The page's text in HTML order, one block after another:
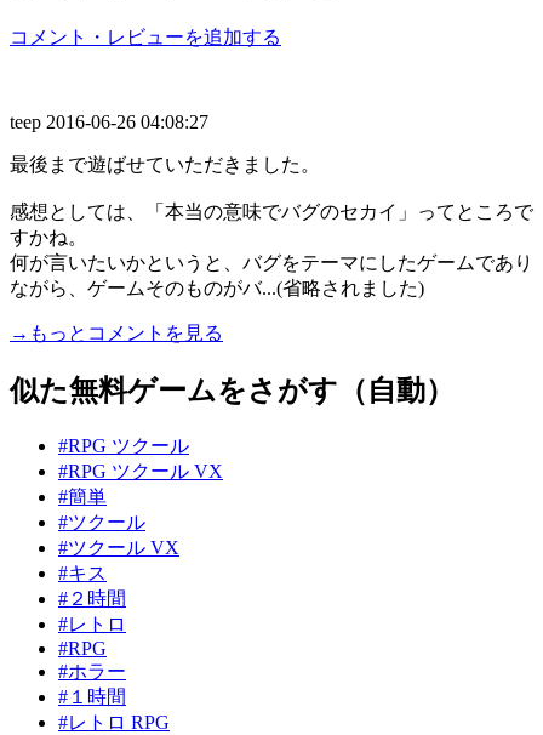
コメント・レビューを追加する
teep 2016-06-26 04:08:27
最後まで遊ばせていただきました。
感想としては、「本当の意味でバグのセカイ」ってところで
すかね。
何が言いたいかというと、バグをテーマにしたゲームであり
ながら、ゲームそのものがバ...(省略されました)
→もっとコメントを見る
似た無料ゲームをさがす（自動）
#RPG ツクール
#RPG ツクール VX
#簡単
#ツクール
#ツクール VX
#キス
#２時間
#レトロ
#RPG
#ホラー
#１時間
#レトロ RPG